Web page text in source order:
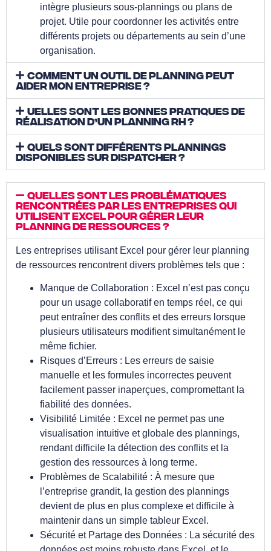
intègre plusieurs sous-plannings ou plans de
projet. Utile pour coordonner les activités entre
différents projets ou départements au sein d’une
organisation.
Comment un outil de planning peut
aider mon entreprise ?
uelles sont les bonnes pratiques de
réalisation d’un planning RH ?
Quels sont différents plannings
disponibles sur Dispatcher ?
Quelles sont les problématiques
rencontrées par les entreprises qui
utilisent Excel pour gérer leur
planning de ressources ?
Les entreprises utilisant Excel pour gérer leur planning
de ressources rencontrent divers problèmes tels que :
Manque de Collaboration : Excel n’est pas conçu
pour un usage collaboratif en temps réel, ce qui
peut entraîner des conflits et des erreurs lorsque
plusieurs utilisateurs modifient simultanément le
même fichier.
Risques d’Erreurs : Les erreurs de saisie
manuelle et les formules incorrectes peuvent
facilement passer inaperçues, compromettant la
fiabilité des données.
Visibilité Limitée : Excel ne permet pas une
visualisation intuitive et globale des plannings,
rendant difficile la détection des conflits et la
gestion des ressources à long terme.
Problèmes de Scalabilité : À mesure que
l’entreprise grandit, la gestion des plannings
devient de plus en plus complexe et difficile à
maintenir dans un simple tableur Excel.
Sécurité et Partage des Données : La sécurité des